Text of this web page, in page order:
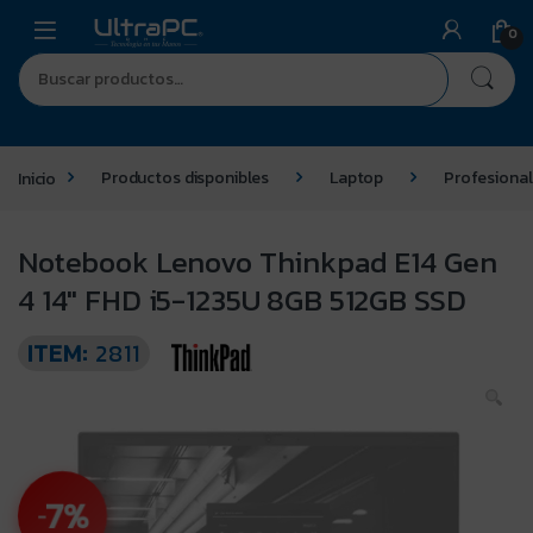
0
Inicio Productos disponibles Laptop Profesional
-7%
Notebook Lenovo Thinkpad E14 Gen
4 14″ FHD i5-1235U 8GB 512GB SSD
ITEM: 2811